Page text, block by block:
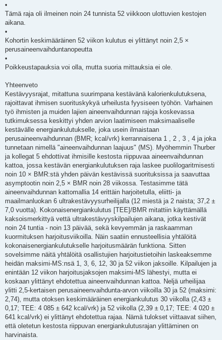
•
Tämä raja oli ilmeinen noin 24 tunnista 52 viikkoon ulottuvien kestojen
aikana.
•
Kohortin keskimääräinen 52 viikon kulutus ei ylittänyt noin 2,5 ×
perusaineenvaihduntanopeutta
•
Poikkeustapauksia voi olla, mutta suoria mittauksia ei ole.
Yhteenveto
Kestävyysrajat, mitattuna suurimpana kestävänä kalorienkulutuksena,
rajoittavat ihmisen suorituskykyä urheilusta fyysiseen työhön. Varhainen
työ ihmisten ja muiden lajien aineenvaihdunnan rajoja koskevassa
tutkimuksessa keskittyi yhden arvion laatimiseen maksimaaliselle
kestävälle energiankulutukselle, joka usein ilmaistaan ​​
perusaineenvaihdunnan (BMR; kcal/vrk) kerrannaisena 1 , 2 , 3 , 4 ja joka
tunnetaan nimellä "aineenvaihdunnan laajuus" (MS). Myöhemmin Thurber
ja kollegat 5 ehdottivat ihmisille kestosta riippuvaa aineenvaihdunnan
kattoa, jossa kestävän energiankulutuksen raja laskee puolilogaritmisesti
noin 10 × BMR:stä yhden päivän kestävissä suorituksissa ja saavuttaa
asymptootin noin 2,5 × BMR noin 28 viikossa. Testasimme tätä
aineenvaihdunnan kattomallia 14 erittäin harjoitetulla, eliitti- ja
maailmanluokan 6 ultrakestävyysurheilijalla (12 miestä ja 2 naista; 37,2 ±
7,0 vuotta). Kokonaisenergiankulutus [TEE]/BMR mitattiin käyttämällä
kaksoismerkittyä vettä ultrakestävyyskilpailujen aikana, jotka kestivät
noin 24 tuntia - noin 13 päivää, sekä kevyemmän ja raskaamman
kuormituksen harjoitusviikoilla. Näin saatiin ennusteellisia yhtälöitä
kokonaisenergiankulutukselle harjoitusmäärän funktiona. Sitten
sovelsimme näitä yhtälöitä osallistujien harjoitustietoihin laskeaksemme
heidän maksimi-MS:nsä 1, 3, 6, 12, 30 ja 52 viikon jaksoille. Kilpailujen ja
enintään 12 viikon harjoitusjaksojen maksimi-MS lähestyi, mutta ei
koskaan ylittänyt ehdotettua aineenvaihdunnan kattoa. Neljä urheilijaa
ylitti 2,5-kertaisen perusaineenvaihdunta-arvon viikoilla 30 ja 52 (maksimi:
2,74), mutta otoksen keskimääräinen energiankulutus 30 viikolla (2,43 ±
0,17; TEE: 4 085 ± 642 kcal/vrk) ja 52 viikolla (2,39 ± 0,17; TEE: 4 020 ±
641 kcal/vrk) ei ylittänyt ehdotettua rajaa. Nämä tulokset viittaavat siihen,
että oletetun kestosta riippuvan energiankulutusrajan ylittäminen on
harvinaista.